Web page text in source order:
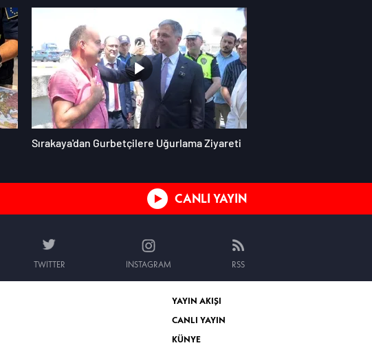
Sırakaya'dan Gurbetçilere Uğurlama Ziyareti
CANLI YAYIN
TWITTER INSTAGRAM RSS
YAYIN AKIŞI
CANLI YAYIN
KÜNYE